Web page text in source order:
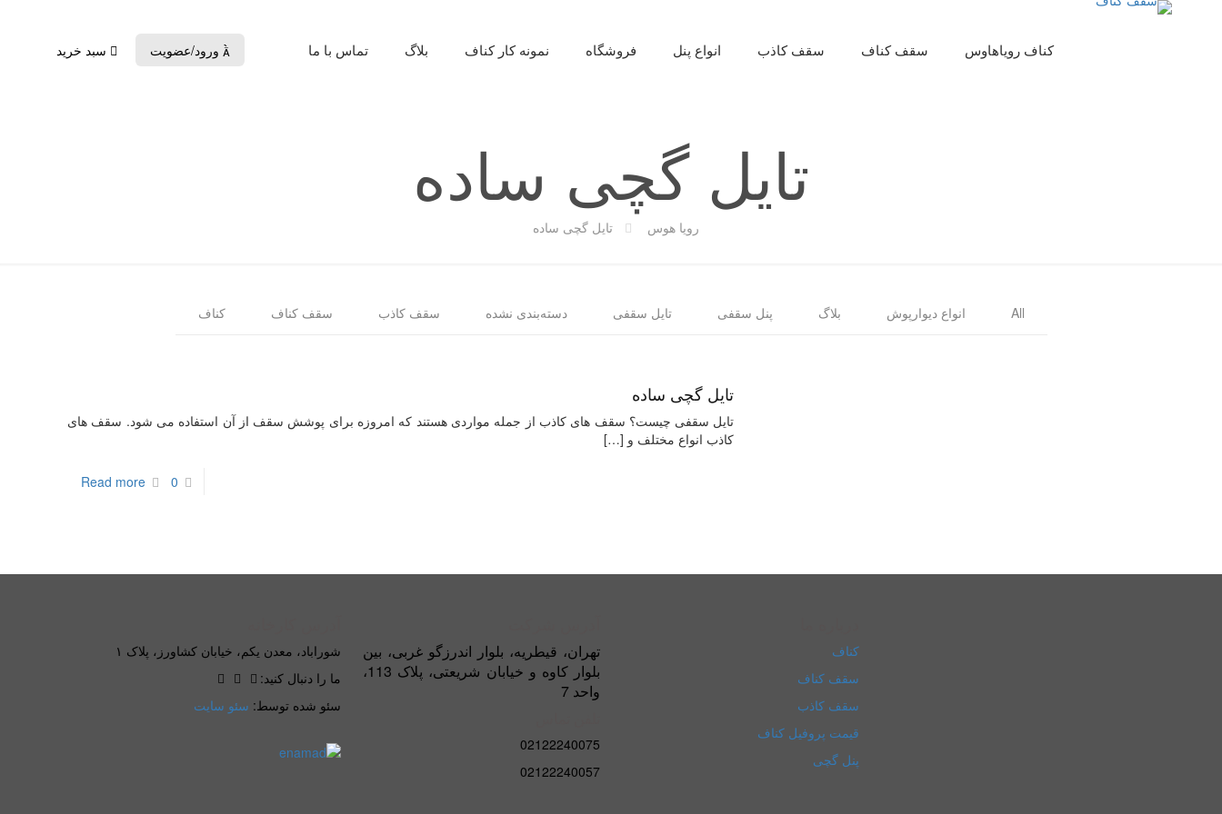
کناف رویاهاوس سقف کناف سقف کاذب انواع پنل فروشگاه نمونه کار کناف بلاگ تماس با ما  ورود/عضویت سبد خرید
تایل گچی ساده
رویا هوس تایل گچی ساده
All انواع دیوارپوش بلاگ پنل سقفی تایل سقفی دسته‌بندی نشده سقف کاذب سقف کناف کناف
تایل گچی ساده
تایل سقفی چیست؟ سقف های کاذب از جمله مواردی هستند که امروزه برای پوشش سقف از آن استفاده می شود. سقف های
کاذب انواع مختلف و […]
0
Read more
کناف
سقف کناف
سقف کاذب
قیمت پروفیل کناف
پنل گچی
تهران، قیطریه، بلوار اندرزگو غربی، بین
بلوار کاوه و خیابان شریعتی، پلاک 113،
واحد 7
02122240075
02122240057
شوراباد، معدن یکم، خیابان کشاورز، پلاک ۱
ما را دنبال کنید:
سئو شده توسط: سئو سایت